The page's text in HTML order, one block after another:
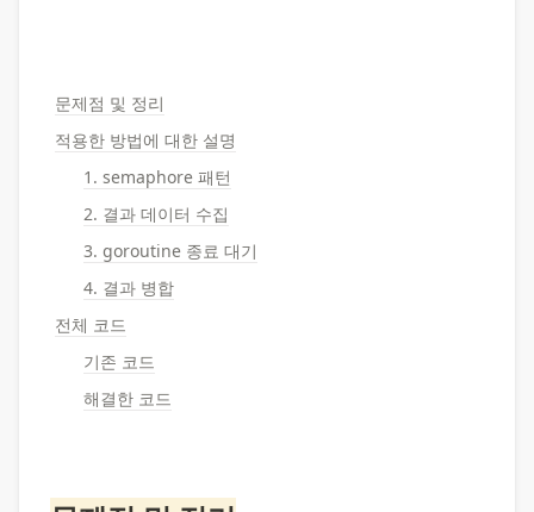
문제점 및 정리
적용한 방법에 대한 설명
1. semaphore 패턴
2. 결과 데이터 수집
3. goroutine 종료 대기
4. 결과 병합
전체 코드
기존 코드
해결한 코드